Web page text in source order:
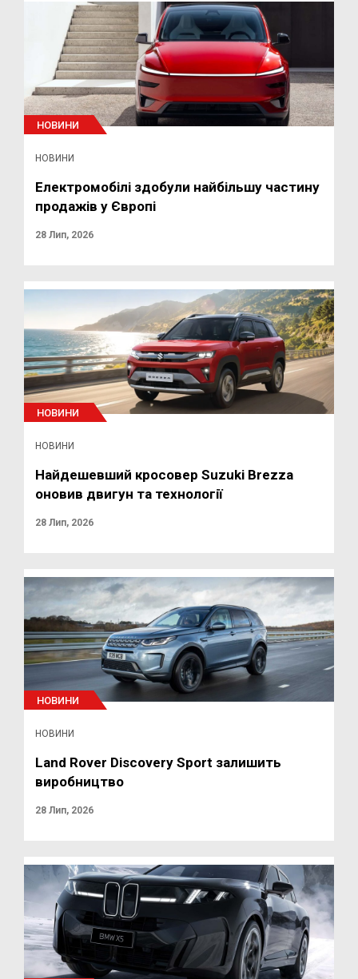
НОВИНИ
НОВИНИ
Електромобілі здобули найбільшу частину
продажів у Європі
28 Лип, 2026
НОВИНИ
НОВИНИ
Найдешевший кросовер Suzuki Brezza
оновив двигун та технології
28 Лип, 2026
НОВИНИ
НОВИНИ
Land Rover Discovery Sport залишить
виробництво
28 Лип, 2026